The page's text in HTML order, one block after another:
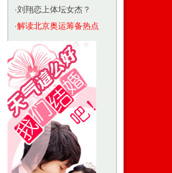
·刘翔恋上体坛女杰？
·解读北京奥运筹备热点